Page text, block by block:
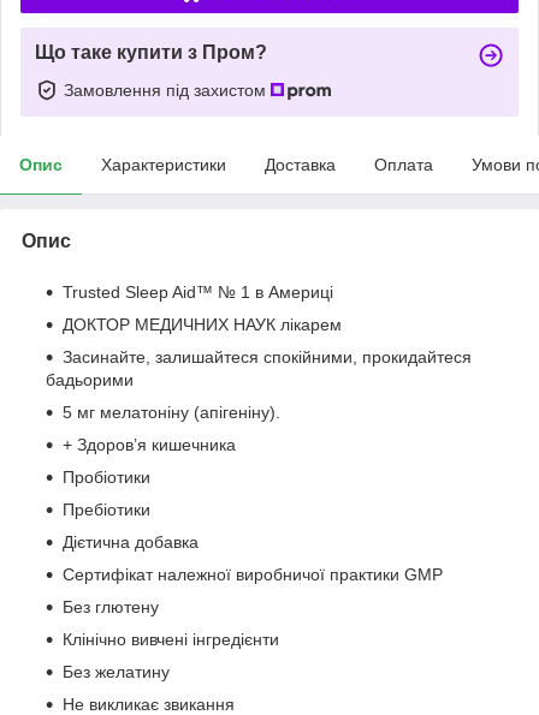
Що таке купити з Пром?
Замовлення під захистом
Опис Характеристики Доставка Оплата Умови
Опис
Trusted Sleep Aid™ № 1 в Америці
ДОКТОР МЕДИЧНИХ НАУК лікарем
Засинайте, залишайтеся спокійними, прокидайтеся
бадьорими
5 мг мелатоніну (апігеніну).
+ Здоров’я кишечника
Пробіотики
Пребіотики
Дієтична добавка
Сертифікат належної виробничої практики GMP
Без глютену
Клінічно вивчені інгредієнти
Без желатину
Не викликає звикання